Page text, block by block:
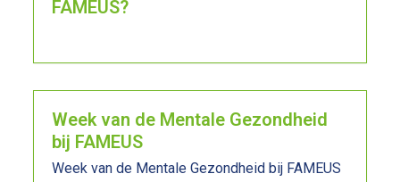
FAMEUS?
Week van de Mentale Gezondheid
bij FAMEUS
Week van de Mentale Gezondheid bij FAMEUS